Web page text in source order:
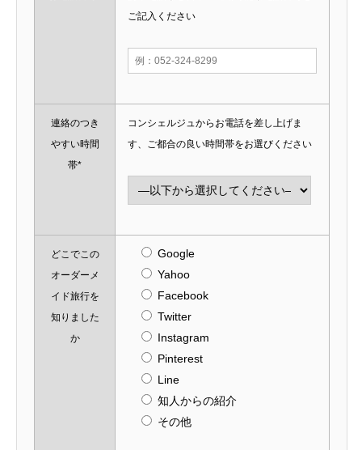
ご記入ください
連絡のつき
やすい時間
帯*
コンシェルジュからお電話を差し上げま
す、ご都合の良い時間帯をお選びください
どこでこの
オーダーメ
イド旅行を
知りました
か
Google
Yahoo
Facebook
Twitter
Instagram
Pinterest
Line
知人からの紹介
その他